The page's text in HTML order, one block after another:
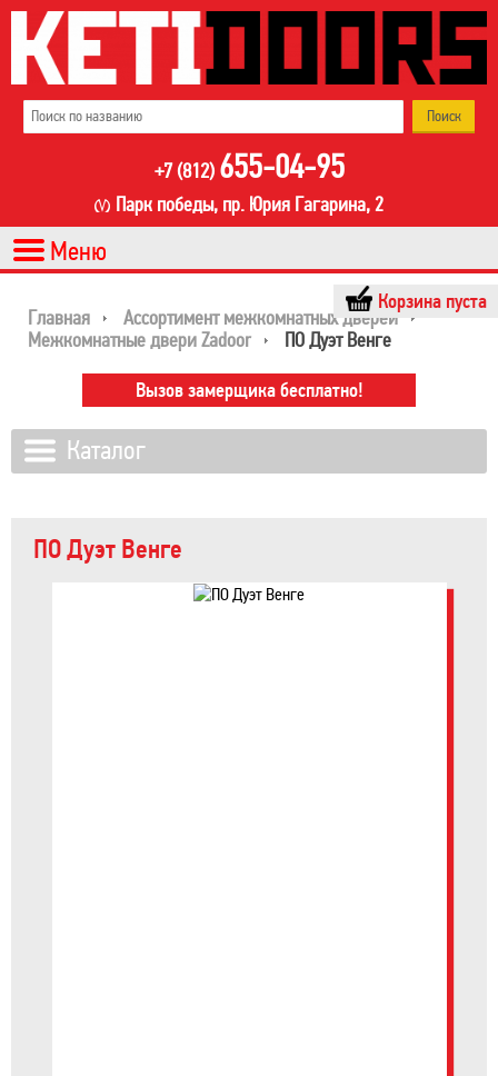
+7 (812) 655-04-95
Парк победы, пр. Юрия Гагарина, 2
Корзина пуста
Главная
Ассортимент межкомнатных дверей
Межкомнатные двери Zadoor
ПО Дуэт Венге
ПО Дуэт Венге